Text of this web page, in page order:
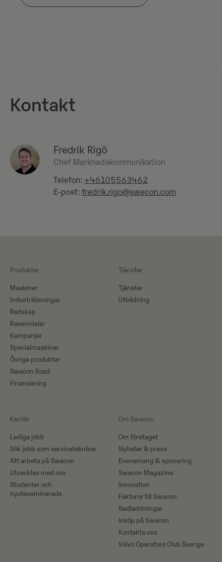
Kontakt
Fredrik Rigö
Chef Marknadskommunikation
Telefon: +46105563462
E-post: fredrik.rigo@swecon.com
Produkter
Maskiner​
Industrilösningar
Redskap
Reservdelar
Kampanjer
Specialmaskiner
Övriga produkter
Swecon Road
Finansiering
Tjänster
Tjänster
Utbildning
Karriär
Lediga jobb
Sök jobb som servicetekniker
Att arbeta på Swecon
Utvecklas med oss
Studenter och
nyutexaminerade
Om Swecon
Om företaget
Nyheter & press
Evenemang & sponsring
Swecon Magazine
Innovation
Fakturor till Swecon
Nedladdningar
Inköp på Swecon
Kontakta oss
Volvo Operators Club Sverige